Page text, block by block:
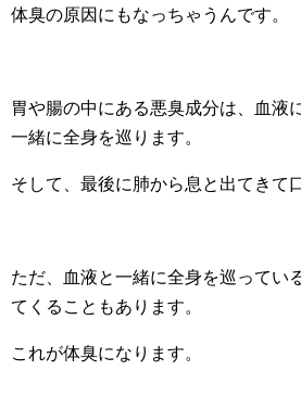
体臭の原因にもなっちゃうんです。
胃や腸の中にある悪臭成分は、血液
一緒に全身を巡ります。
そして、最後に肺から息と出てきて
ただ、血液と一緒に全身を巡ってい
てくることもあります。
これが体臭になります。